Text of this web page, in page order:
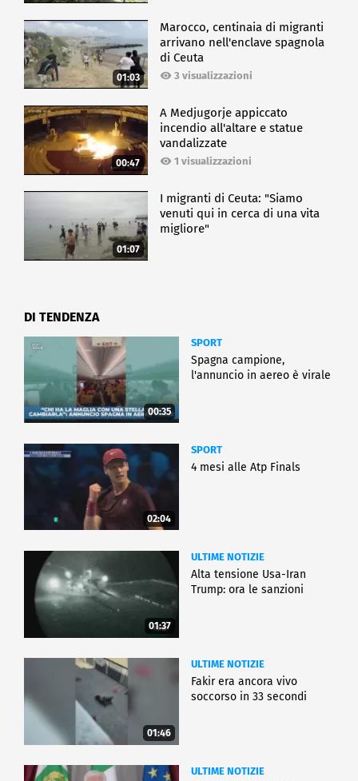
01:03
Marocco, centinaia di migranti
arrivano nell'enclave spagnola
di Ceuta
3 visualizzazioni
00:47
A Medjugorje appiccato
incendio all'altare e statue
vandalizzate
1 visualizzazioni
01:07
I migranti di Ceuta: "Siamo
venuti qui in cerca di una vita
migliore"
DI TENDENZA
00:35
SPORT
Spagna campione,
l'annuncio in aereo è virale
02:04
SPORT
4 mesi alle Atp Finals
01:37
ULTIME NOTIZIE
Alta tensione Usa-Iran
Trump: ora le sanzioni
01:46
ULTIME NOTIZIE
Fakir era ancora vivo
soccorso in 33 secondi
ULTIME NOTIZIE